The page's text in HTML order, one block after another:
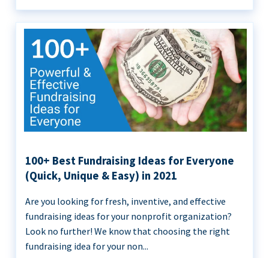
100+ Best Fundraising Ideas for Everyone
(Quick, Unique & Easy) in 2021
Are you looking for fresh, inventive, and effective
fundraising ideas for your nonprofit organization?
Look no further! We know that choosing the right
fundraising idea for your non...